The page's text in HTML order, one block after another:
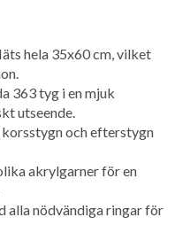
hela 35x60 cm, vilket
363 tyg i en mjuk
utseende.
och efterstygn
akrylgarner för en
alla nödvändiga ringar för